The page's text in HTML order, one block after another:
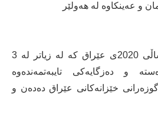
و عەینكاوە لە هەولێر
بەشێكی تری داتاكانی ساڵی 2020ی عێراق كە لە زیاتر لە 3
و دەزگایەكی تایبەتمەندەوە
گوزەرانی خێزانەكانی عێراق دەدەن و